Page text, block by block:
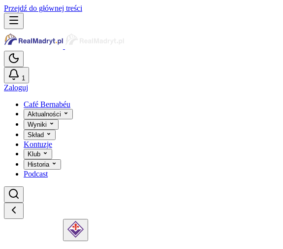
Przejdź do głównej treści
1
Zaloguj
Café Bernabéu
Aktualności
Wyniki
Skład
Kontuzje
Klub
Historia
Podcast